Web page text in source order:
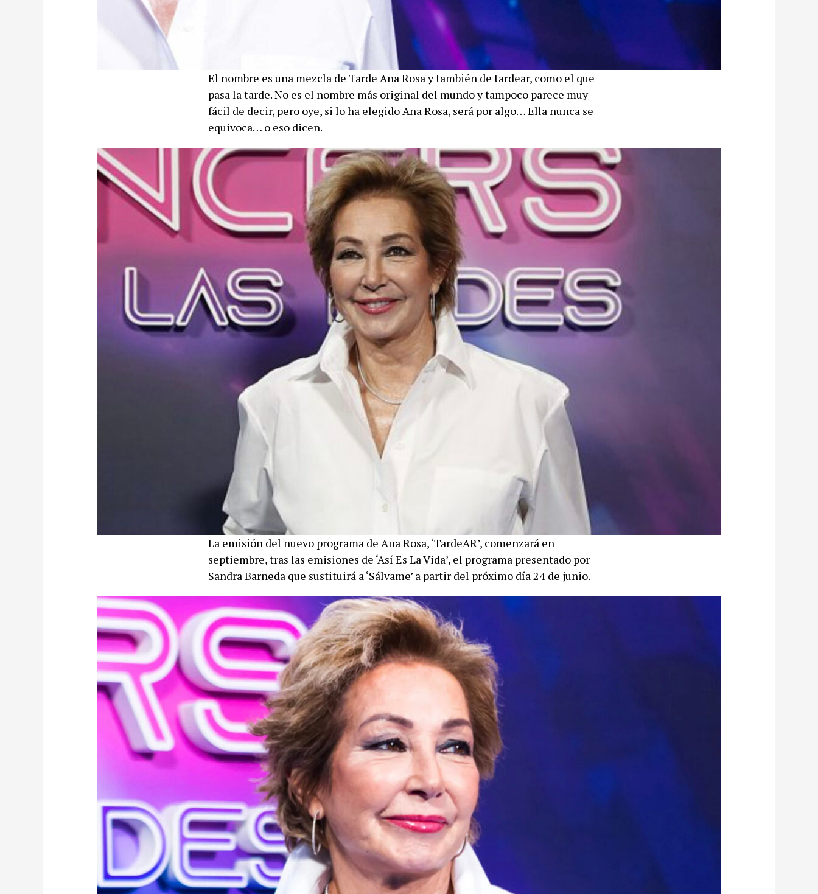
El nombre es una mezcla de Tarde Ana Rosa y también de tardear, como el que
pasa la tarde. No es el nombre más original del mundo y tampoco parece muy
fácil de decir, pero oye, si lo ha elegido Ana Rosa, será por algo… Ella nunca se
equivoca… o eso dicen.
La emisión del nuevo programa de Ana Rosa, ‘TardeAR’, comenzará en
septiembre, tras las emisiones de ‘Así Es La Vida’, el programa presentado por
Sandra Barneda que sustituirá a ‘Sálvame’ a partir del próximo día 24 de junio.